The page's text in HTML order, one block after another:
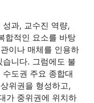
과, 교수진 역량,
합적인 요소를 바탕
이나 매체를 인용하
니다. 그럼에도 불
도권 주요 종합대
위권을 형성하고,
가 중위권에 위치하